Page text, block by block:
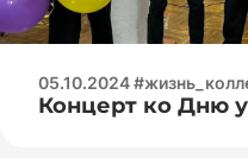
05.10.2024
Концерт ко Дню